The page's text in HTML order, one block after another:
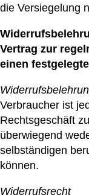
die Versiegelung
Vertrag zur
einen
Verbraucher ist
Rechtsgeschäft
überwiegend
selbständigen
können.
Widerrufsrecht